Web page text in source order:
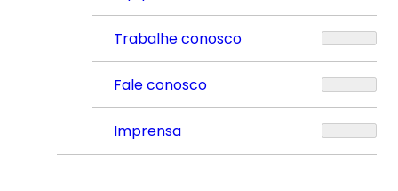
Trabalhe conosco
Fale conosco
Imprensa